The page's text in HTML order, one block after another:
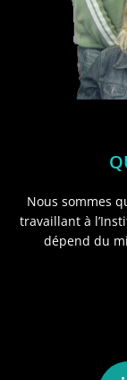
Nous sommes
travaillant à
dépend du